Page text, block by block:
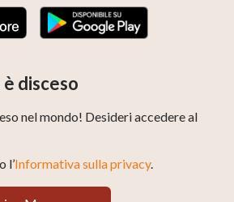
disceso
nel mondo! Desideri accedere al
l’Informativa sulla privacy.